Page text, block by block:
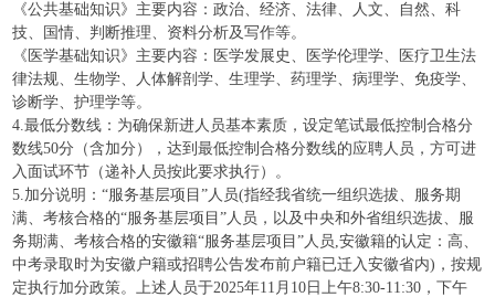
《公共基础知识》主要内容：政治、经济、法律、人文、自然、科
技、国情、判断推理、资料分析及写作等。
《医学基础知识》主要内容：医学发展史、医学伦理学、医疗卫生法
律法规、生物学、人体解剖学、生理学、药理学、病理学、免疫学、
诊断学、护理学等。
4.最低分数线：为确保新进人员基本素质，设定笔试最低控制合格分
数线50分（含加分），达到最低控制合格分数线的应聘人员，方可进
入面试环节（递补人员按此要求执行）。
5.加分说明：“服务基层项目”人员(指经我省统一组织选拔、服务期
满、考核合格的“服务基层项目”人员，以及中央和外省组织选拔、服
务期满、考核合格的安徽籍“服务基层项目”人员,安徽籍的认定：高、
中考录取时为安徽户籍或招聘公告发布前户籍已迁入安徽省内)，按规
定执行加分政策。上述人员于2025年11月10日上午8:30-11:30，下午